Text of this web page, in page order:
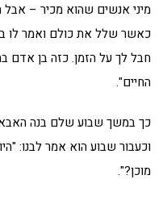
מיני אנשים שהוא מכיר –
כאשר שלל את כולם ואמר לו
חבל לך על הזמן. כזה בן אדם
החיים".
כך במשך שבוע שלם בנה
וכעבור שבוע הוא אמר לבנו:
מוכן?".